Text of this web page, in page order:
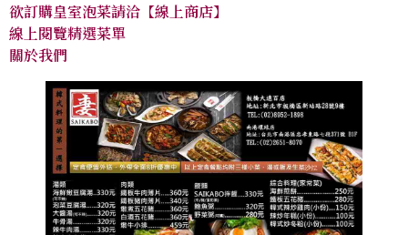
欲訂購皇室泡菜請洽【線上商店】
線上閱覽精選菜單
關於我們